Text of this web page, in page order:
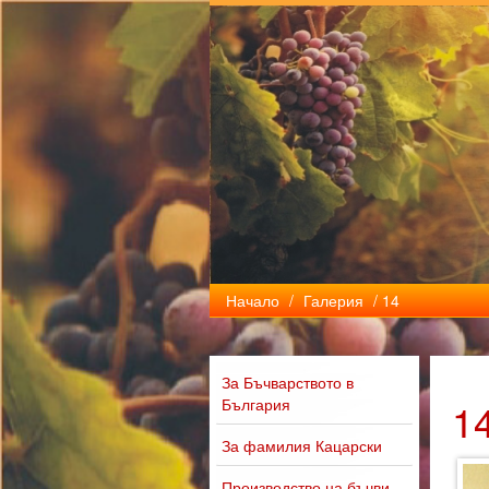
Начало / Галерия / 14
За Бъчварството в
България
За фамилия Кацарски